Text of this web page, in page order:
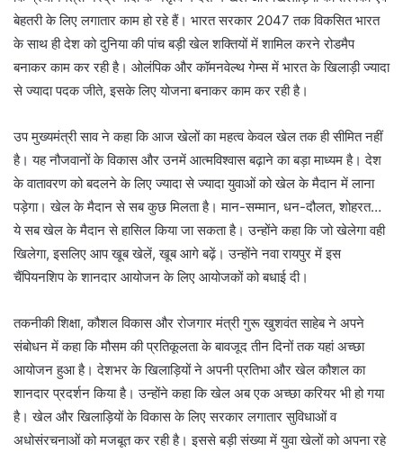
बेहतरी के लिए लगातार काम हो रहे हैं। भारत सरकार 2047 तक विकसित भारत
के साथ ही देश को दुनिया की पांच बड़ी खेल शक्तियों में शामिल करने रोडमैप
बनाकर काम कर रही है। ओलंपिक और कॉमनवेल्थ गेम्स में भारत के खिलाड़ी ज्यादा
से ज्यादा पदक जीते, इसके लिए योजना बनाकर काम कर रही है।
उप मुख्यमंत्री साव ने कहा कि आज खेलों का महत्व केवल खेल तक ही सीमित नहीं
है। यह नौजवानों के विकास और उनमें आत्मविश्वास बढ़ाने का बड़ा माध्यम है। देश
के वातावरण को बदलने के लिए ज्यादा से ज्यादा युवाओं को खेल के मैदान में लाना
पड़ेगा। खेल के मैदान से सब कुछ मिलता है। मान-सम्मान, धन-दौलत, शोहरत…
ये सब खेल के मैदान से हासिल किया जा सकता है। उन्होंने कहा कि जो खेलेगा वही
खिलेगा, इसलिए आप खूब खेलें, खूब आगे बढ़ें। उन्होंने नवा रायपुर में इस
चैंपियनशिप के शानदार आयोजन के लिए आयोजकों को बधाई दी।
तकनीकी शिक्षा, कौशल विकास और रोजगार मंत्री गुरू खुशवंत साहेब ने अपने
संबोधन में कहा कि मौसम की प्रतिकूलता के बावजूद तीन दिनों तक यहां अच्छा
आयोजन हुआ है। देशभर के खिलाड़ियों ने अपनी प्रतिभा और खेल कौशल का
शानदार प्रदर्शन किया है। उन्होंने कहा कि खेल अब एक अच्छा करियर भी हो गया
है। खेल और खिलाड़ियों के विकास के लिए सरकार लगातार सुविधाओं व
अधोसंरचनाओं को मजबूत कर रही है। इससे बड़ी संख्या में युवा खेलों को अपना रहे